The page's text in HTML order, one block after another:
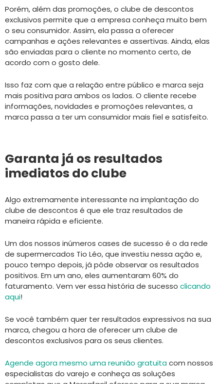
Porém, além das promoções, o clube de descontos
exclusivos permite que a empresa conheça muito bem
o seu consumidor. Assim, ela passa a oferecer
campanhas e ações relevantes e assertivas. Ainda, elas
são enviadas para o cliente no momento certo, de
acordo com o gosto dele.
Isso faz com que a relação entre público e marca seja
mais positiva para ambos os lados. O cliente recebe
informações, novidades e promoções relevantes, a
marca passa a ter um consumidor mais fiel e satisfeito.
Garanta já os resultados
imediatos do clube
Algo extremamente interessante na implantação do
clube de descontos é que ele traz resultados de
maneira rápida e eficiente.
Um dos nossos inúmeros cases de sucesso é o da rede
de supermercados Tio Léo, que investiu nessa ação e,
pouco tempo depois, já pôde observar os resultados
positivos. Em um ano, eles aumentaram 60% do
faturamento. Vem ver essa história de sucesso clicando
aqui!
Se você também quer ter resultados expressivos na sua
marca, chegou a hora de oferecer um clube de
descontos exclusivos para os seus clientes.
Agende agora mesmo uma reunião gratuitacom nossos
especialistas do varejo e conheça as soluções